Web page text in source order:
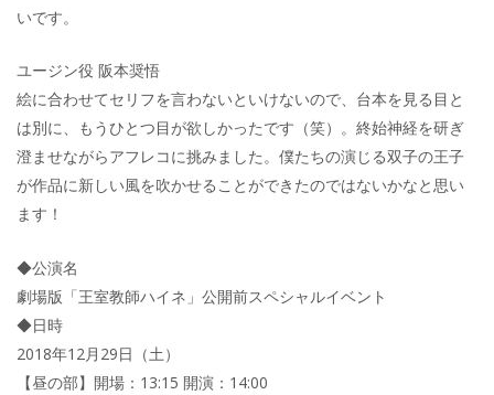
いです。
ユージン役 阪本奨悟
絵に合わせてセリフを言わないといけないので、台本を見る目と
は別に、もうひとつ目が欲しかったです（笑）。終始神経を研ぎ
澄ませながらアフレコに挑みました。僕たちの演じる双子の王子
が作品に新しい風を吹かせることができたのではないかなと思い
ます！
◆公演名
劇場版「王室教師ハイネ」公開前スペシャルイベント
◆日時
2018年12月29日（土）
【昼の部】開場：13:15 開演：14:00